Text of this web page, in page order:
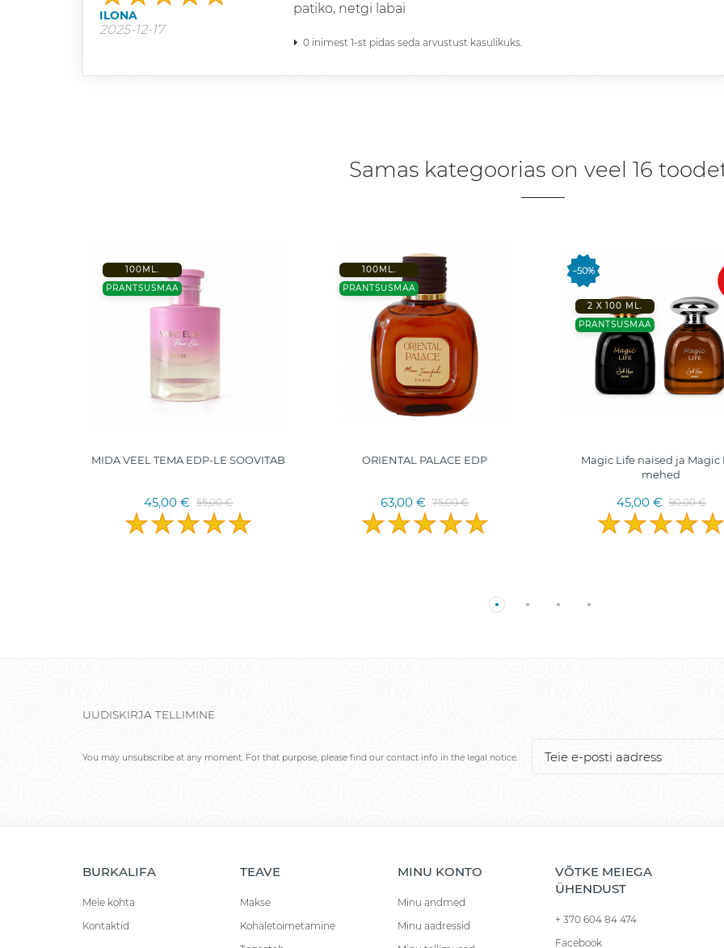
ILONA
2025-12-17
patiko, netgi labai
0 inimest 1-st pidas seda arvustust kasulikuks.
Samas kategoorias on veel 16
100ML.
PRANTSUSMAA
MIDA VEEL TEMA EDP-LE SOOVITAB
45,00 € 55,00 €
100ML.
PRANTSUSMAA
ORIENTAL PALACE EDP
63,00 € 75,00 €
−50%
2 X 100 ML.
PRANTSUSMAA
Magic Life naised ja Magic
mehed
45,00 € 90,00 €
UUDISKIRJA TELLIMINE
You may unsubscribe at any moment. For that purpose, please find our contact info in the legal notice.
BURKALIFA
Meie kohta
Kontaktid
TEAVE
Makse
Kohaletoimetamine
MINU KONTO
Minu andmed
Minu aadressid
VÕTKE MEIEGA
ÜHENDUST
+ 370 604 84 474
Facebook